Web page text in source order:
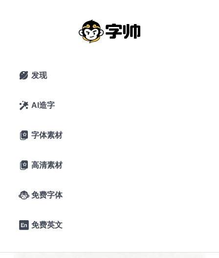
 发现
 AI造字
 字体素材
 高清素材
 免费字体
 免费英文